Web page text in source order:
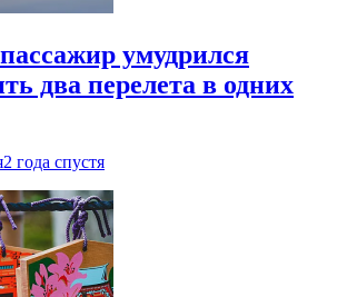
умудрился
два перелета в одних
2 года спустя